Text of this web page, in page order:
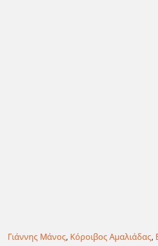
Γιάννης Μάνος, Κόροιβος Αμαλιάδας,